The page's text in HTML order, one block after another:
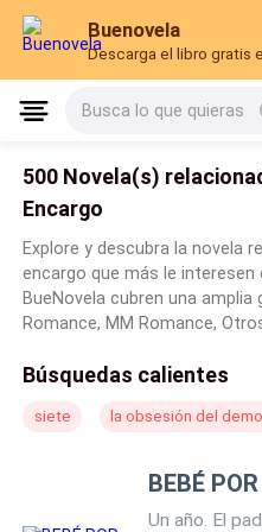
Buenovela
Descarga el libro gratis
Busca lo que quieras
500 Novela(s)
Encargo
Explore y descubra la novela
encargo que más le interesen
BueNovela cubren una
Romance, MM Romance,
Búsquedas calientes
siete la obsesión del
BEBÉ
Un año. El